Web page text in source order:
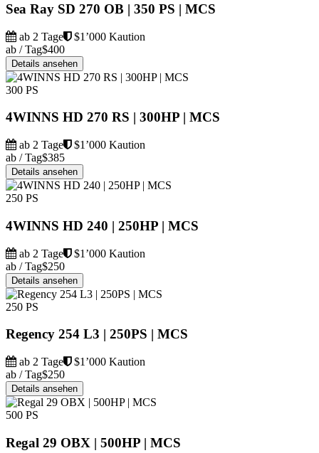
Sea Ray SD 270 OB | 350 PS | MCS
ab 2 Tage
$1’000 Kaution
ab / Tag$400
Details ansehen
300 PS
4WINNS HD 270 RS | 300HP | MCS
ab 2 Tage
$1’000 Kaution
ab / Tag$385
Details ansehen
250 PS
4WINNS HD 240 | 250HP | MCS
ab 2 Tage
$1’000 Kaution
ab / Tag$250
Details ansehen
250 PS
Regency 254 L3 | 250PS | MCS
ab 2 Tage
$1’000 Kaution
ab / Tag$250
Details ansehen
500 PS
Regal 29 OBX | 500HP | MCS